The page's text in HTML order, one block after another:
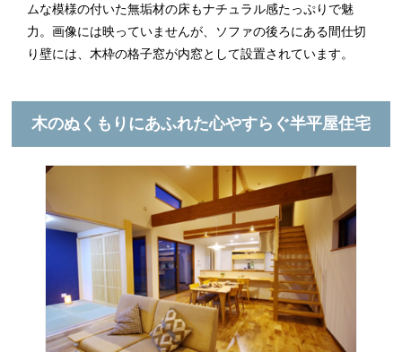
ムな模様の付いた無垢材の床もナチュラル感たっぷりで魅
力。画像には映っていませんが、ソファの後ろにある間仕切
り壁には、木枠の格子窓が内窓として設置されています。
木のぬくもりにあふれた心やすらぐ半平屋住宅